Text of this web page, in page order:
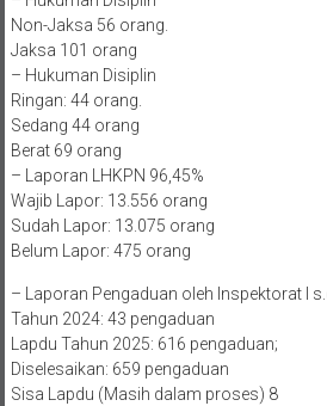
Non-Jaksa 56 orang.
Jaksa 101 orang
– Hukuman Disiplin
Ringan: 44 orang.
Sedang 44 orang
Berat 69 orang
– Laporan LHKPN 96,45%
Wajib Lapor: 13.556 orang
Sudah Lapor: 13.075 orang
Belum Lapor: 475 orang
– Laporan Pengaduan oleh Inspektorat I
Tahun 2024: 43 pengaduan
Lapdu Tahun 2025: 616 pengaduan;
Diselesaikan: 659 pengaduan
Sisa Lapdu (Masih dalam proses) 8